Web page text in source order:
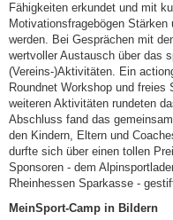
Fähigkeiten erkundet und mit
Motivationsfragebögen
werden. Bei Gesprächen mit
wertvoller Austausch über das
(Vereins-)Aktivitäten. Ein
Roundnet Workshop und
weiteren Aktivitäten rundeten
Abschluss fand das
den Kindern, Eltern und
durfte sich über einen tollen
Sponsoren - dem
Rheinhessen Sparkasse -
MeinSport-Camp in Bildern